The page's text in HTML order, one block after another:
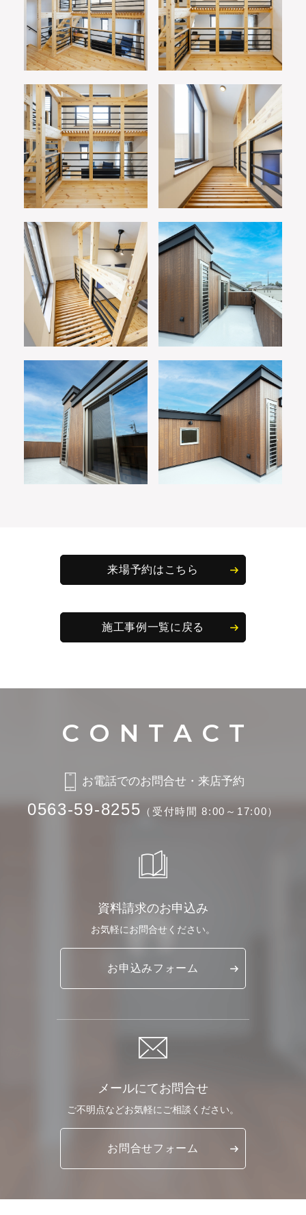
来場予約はこちら
施工事例一覧に戻る
お電話でのお問合せ・来店予約
0563-59-8255 （受付時間 8:00～17:00）
資料請求のお申込み
お気軽にお問合せください。
お申込みフォーム
メールにてお問合せ
ご不明点などお気軽に ご相談ください。
お問合せフォーム